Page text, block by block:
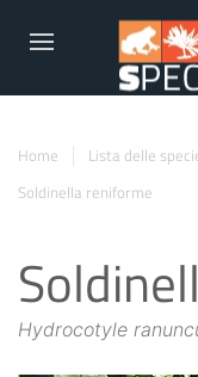
Home
Lista delle
Soldinella reniforme
Hydrocotyle